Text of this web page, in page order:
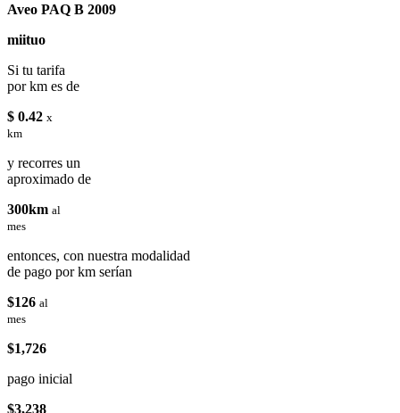
Aveo PAQ B 2009
miituo
Si tu tarifa
por km es de
$ 0.42 x
km
y recorres un
aproximado de
300km al
mes
entonces, con nuestra modalidad
de pago por km serían
$126 al
mes
$1,726
pago inicial
$3,238